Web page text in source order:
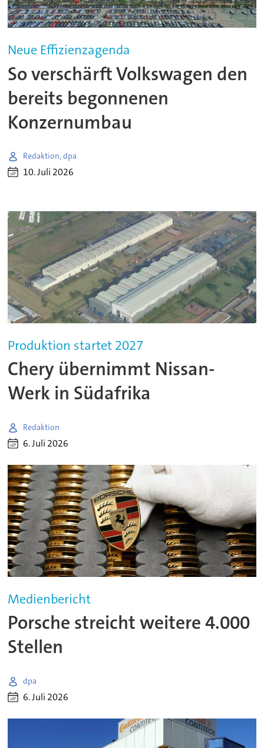
Neue Effizienzagenda
So verschärft Volkswagen den
bereits begonnenen
Konzernumbau
Redaktion, dpa
10. Juli 2026
Produktion startet 2027
Chery übernimmt Nissan-
Werk in Südafrika
Redaktion
6. Juli 2026
Medienbericht
Porsche streicht weitere 4.000
Stellen
dpa
6. Juli 2026